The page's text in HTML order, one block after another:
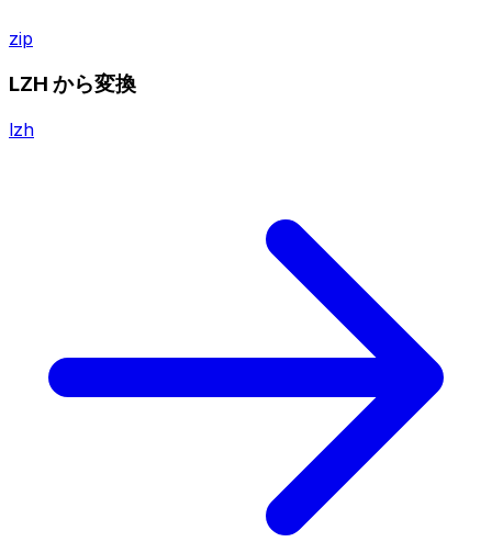
zip
LZH から変換
lzh